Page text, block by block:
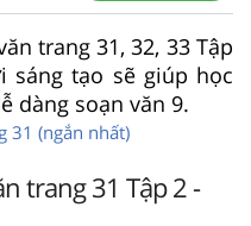
trang 31, 32, 33 Tập
sáng tạo sẽ giúp học
dàng soạn văn 9.
31 (ngắn nhất)
trang 31 Tập 2 -